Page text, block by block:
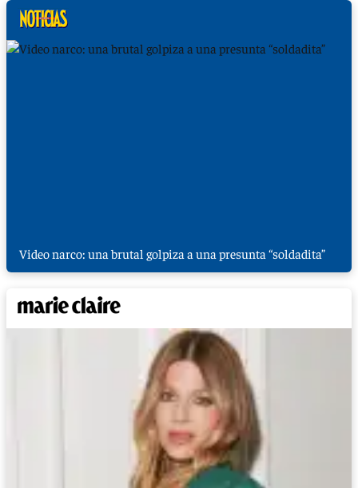
Video narco: una brutal golpiza a una presunta “soldadita”